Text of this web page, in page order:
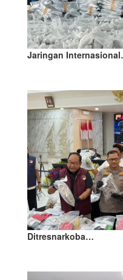
Jaringan
Ditresnarkoba…